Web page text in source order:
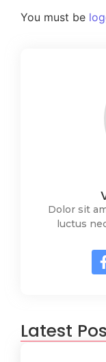
You must be
Dolor sit
luctus
Latest